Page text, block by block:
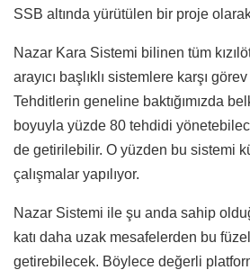
SSB altında yürütülen bir proje
Nazar Kara Sistemi bilinen tüm
arayıcı başlıklı sistemlere karşı
Tehditlerin geneline baktığımızda
boyuyla yüzde 80 tehdidi
de getirilebilir. O yüzden bu sistemi
çalışmalar yapılıyor.
Nazar Sistemi ile şu anda sahip
katı daha uzak mesafelerden bu
getirebilecek. Böylece değerli